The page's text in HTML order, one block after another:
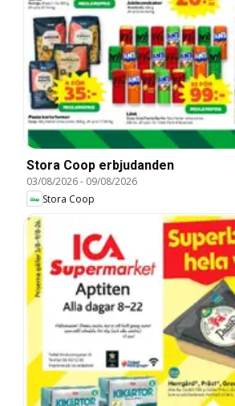
Stora Coop erbjudanden
03/08/2026- 09/08/2026
Stora Coop